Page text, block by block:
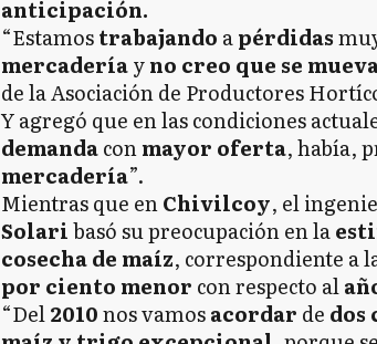
anticipación.
“Estamostrabajando apérdidas
mercaderíayno creo que se
de la Asociación de Productores
Y agregó que en las condiciones
demandaconmayor oferta, había,
mercadería”.
Mientras que enChivilcoy, el
Solaribasó su preocupación en la
cosecha de maíz, correspondiente a
por ciento menor con respecto al
“Del2010nos vamosacordar de dos